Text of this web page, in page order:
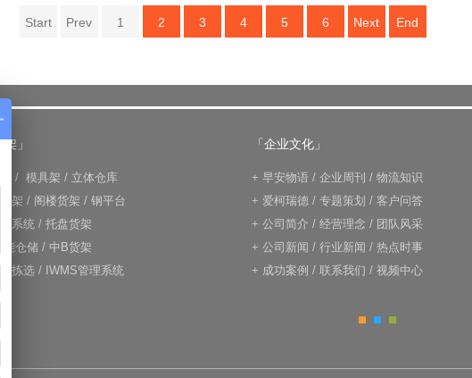
Start Prev 1 2 3 4 5 6 Next End
」
/ 模具架 / 立体仓库
架 / 阁楼货架 / 钢平台
送系统 / 托盘货架
能仓储 / 中B货架
签拣选 / IWMS管理系统
「企业文化」
+ 早安物语 / 企业周刊 / 物流知识
+ 爱柯瑞德 / 专题策划 / 客户问答
+ 公司简介 / 经营理念 / 团队风采
+ 公司新闻 / 行业新闻 / 热点时事
+ 成功案例 / 联系我们 / 视频中心